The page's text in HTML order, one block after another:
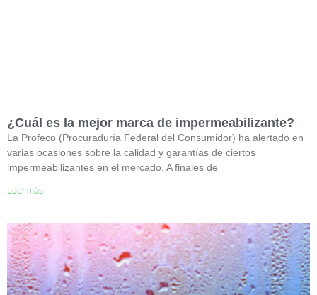
¿Cuál es la mejor marca de impermeabilizante?
La Profeco (Procuraduría Federal del Consumidor) ha alertado en
varias ocasiones sobre la calidad y garantías de ciertos
impermeabilizantes en el mercado. A finales de
Leer más